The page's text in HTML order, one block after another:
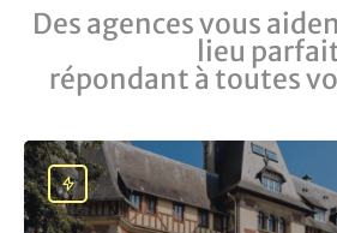
Des agences vous
lieu
répondant à toutes